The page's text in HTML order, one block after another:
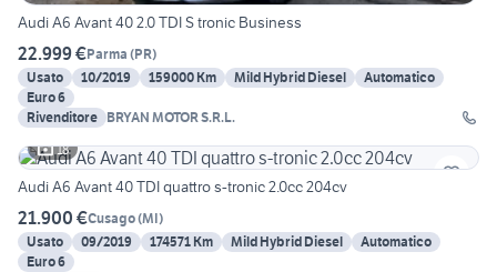
Audi A6 Avant 40 2.0 TDI S tronic Business
22.999 €Parma (PR)
Usato
10/2019 159000 Km Mild Hybrid Diesel
Automatico
Euro 6
Rivenditore BRYAN MOTOR S.R.L.
18
Audi A6 Avant 40 TDI quattro s-tronic 2.0cc 204cv
21.900 €Cusago(MI)
Usato
09/2019 174571 Km Mild Hybrid Diesel
Automatico
Euro 6